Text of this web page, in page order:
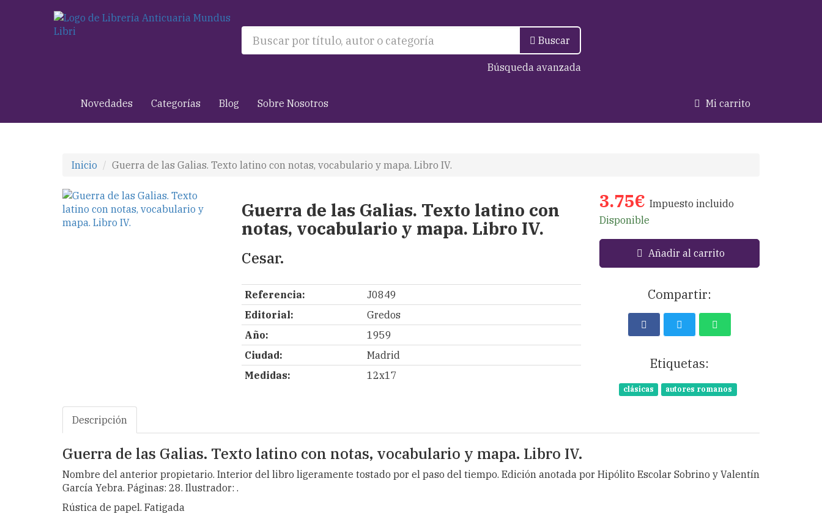
Buscar
Búsqueda avanzada
Novedades Categorías Blog Sobre Nosotros Mi carrito
Inicio Guerra de las Galias. Texto latino con notas, vocabulario y mapa. Libro IV.
Guerra de las Galias. Texto latino con
notas, vocabulario y mapa. Libro IV.
Cesar.
Referencia:
J0849
Editorial:
Gredos
Año:
1959
Ciudad:
Madrid
Medidas:
12x17
3.75€ Impuesto incluido
Disponible
Añadir al carrito
Compartir:
Etiquetas:
clásicas autores romanos
Descripción
Guerra de las Galias. Texto latino con notas, vocabulario y mapa. Libro IV.
Nombre del anterior propietario. Interior del libro ligeramente tostado por el paso del tiempo. Edición anotada por Hipólito Escolar Sobrino y Valentín
García Yebra. Páginas: 28. Ilustrador: .
Rústica de papel. Fatigada